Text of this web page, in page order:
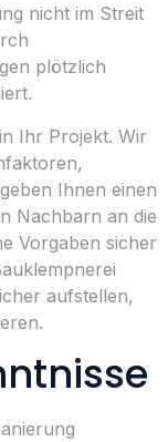
nicht im Streit
plötzlich
Ihr Projekt. Wir
Ihnen einen
Nachbarn an die
Vorgaben sicher
aufstellen,